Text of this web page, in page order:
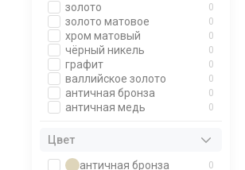
золото 0
золото матовое 0
хром матовый 0
чёрный никель 0
графит 0
валлийское золото 0
античная бронза 0
античная медь 0
Цвет
античная бронза
0